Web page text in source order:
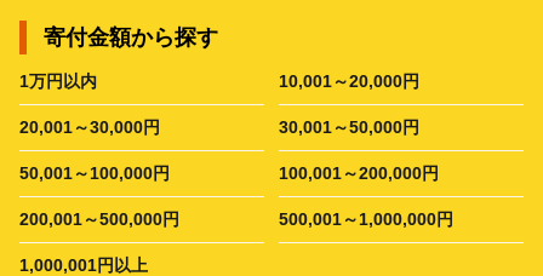
寄付金額から探す
1万円以内 10,001～20,000円
20,001～30,000円 30,001～50,000円
50,001～100,000円 100,001～200,000円
200,001～500,000円 500,001～1,000,000円
1,000,001円以上